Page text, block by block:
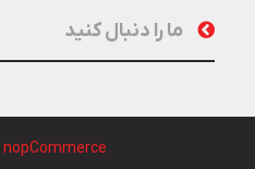
ما را دنبال کنید
nopCommerce